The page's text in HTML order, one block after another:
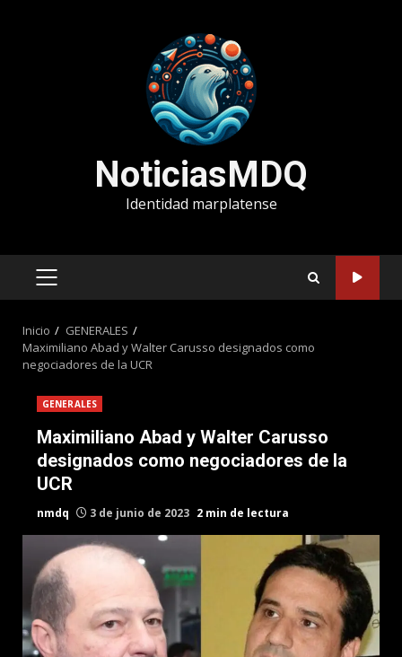
NoticiasMDQ
Identidad marplatense
MENÚ
Inicio
GENERALES
Maximiliano Abad y Walter Carusso designados como
negociadores de la UCR
GENERALES
Maximiliano Abad y Walter Carusso
designados como negociadores de la
UCR
nmdq 3 de junio de 2023 2 min de lectura